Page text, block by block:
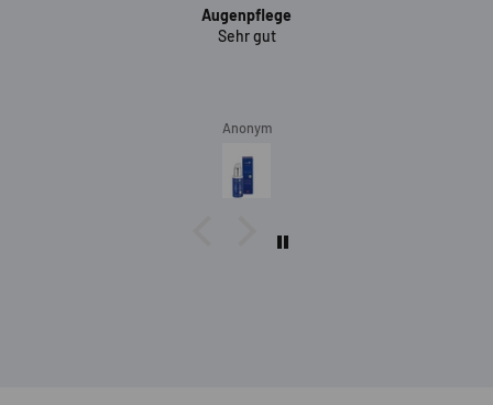
Gutes Produkt verwende es schon viele
Gutes Produkt verwende es schon viele Jahre
Anonym